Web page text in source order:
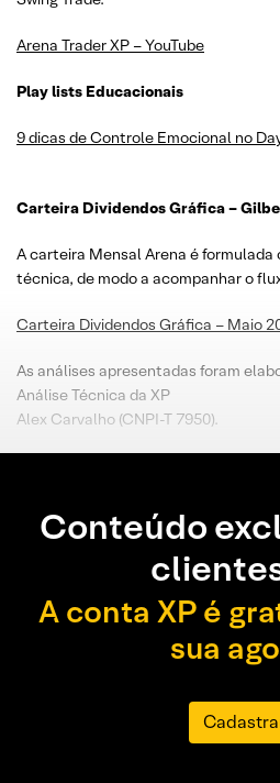
Arena Trader XP – YouTube
Play lists Educacionais
9 dicas de Controle Emocional no
Carteira Dividendos Gráfica –
A carteira Mensal Arena é formulada
técnica, de modo a acompanhar o
Carteira Dividendos Gráfica – Maio
As análises apresentadas foram
Análise Técnica da XP
Alex Carvalho (CNPI-T 7950).
Conteúdo
A conta XP é
sua